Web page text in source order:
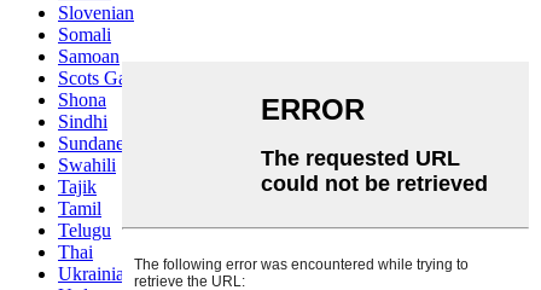
Slovenian
Somali
Samoan
Scots Gaelic
Shona
Sindhi
Sundanese
Swahili
Tajik
Tamil
Telugu
Thai
Ukrainian